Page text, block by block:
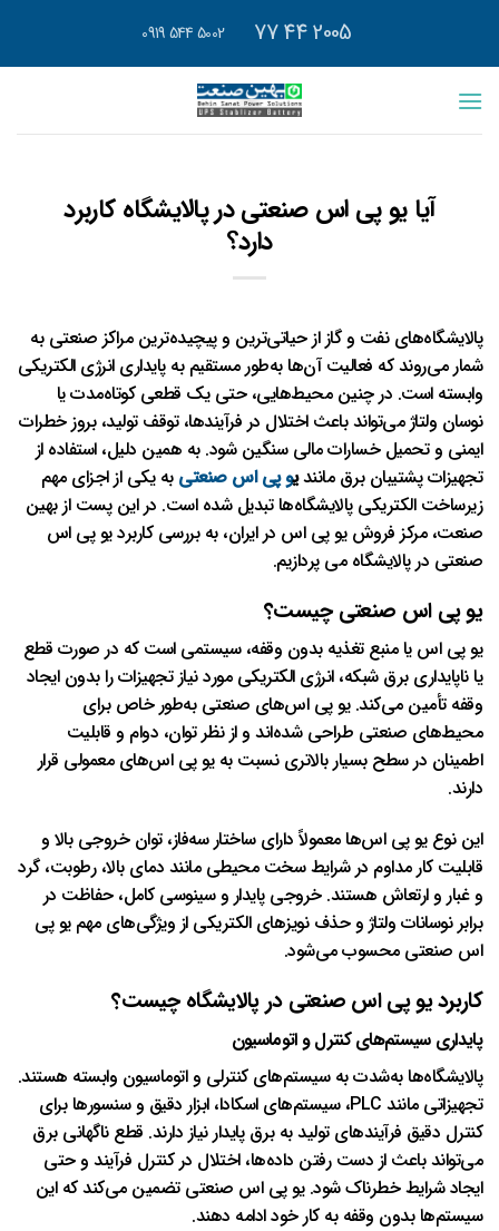
محتوا
5002 544 0919
آیا یو پی اس صنعتی در پالایشگاه کاربرد
دارد؟
پالایشگاه‌های نفت و گاز از حیاتی‌ترین و پیچیده‌ترین مراکز صنعتی به
شمار می‌روند که فعالیت آن‌ها به‌طور مستقیم به پایداری انرژی الکتریکی
وابسته است. در چنین محیط‌هایی، حتی یک قطعی کوتاه‌مدت یا
نوسان ولتاژ می‌تواند باعث اختلال در فرآیندها، توقف تولید، بروز خطرات
ایمنی و تحمیل خسارات مالی سنگین شود. به همین دلیل، استفاده از
تجهیزات پشتیبان برق مانندیو پی اس صنعتی به یکی از اجزای مهم
زیرساخت الکتریکی پالایشگاه‌ها تبدیل شده است. در این پست از بهین
صنعت، مرکز فروش یو پی اس در ایران، به بررسی کاربرد یو پی اس
صنعتی در پالایشگاه می پردازیم.
یو پی اس صنعتی چیست؟
یو پی اس یا منبع تغذیه بدون وقفه، سیستمی است که در صورت قطع
یا ناپایداری برق شبکه، انرژی الکتریکی مورد نیاز تجهیزات را بدون ایجاد
وقفه تأمین می‌کند. یو پی اس‌های صنعتی به‌طور خاص برای
محیط‌های صنعتی طراحی شده‌اند و از نظر توان، دوام و قابلیت
اطمینان در سطح بسیار بالاتری نسبت به یو پی اس‌های معمولی قرار
دارند.
این نوع یو پی اس‌ها معمولاً دارای ساختار سه‌فاز، توان خروجی بالا و
قابلیت کار مداوم در شرایط سخت محیطی مانند دمای بالا، رطوبت، گرد
و غبار و ارتعاش هستند. خروجی پایدار و سینوسی کامل، حفاظت در
برابر نوسانات ولتاژ و حذف نویزهای الکتریکی از ویژگی‌های مهم یو پی
اس صنعتی محسوب می‌شود.
کاربرد یو پی اس صنعتی در پالایشگاه چیست؟
پایداری سیستم‌های کنترل و اتوماسیون
پالایشگاه‌ها به‌شدت به سیستم‌های کنترلی و اتوماسیون وابسته هستند.
تجهیزاتی مانند PLC، سیستم‌های اسکادا، ابزار دقیق و سنسورها برای
کنترل دقیق فرآیندهای تولید به برق پایدار نیاز دارند. قطع ناگهانی برق
می‌تواند باعث از دست رفتن داده‌ها، اختلال در کنترل فرآیند و حتی
ایجاد شرایط خطرناک شود. یو پی اس صنعتی تضمین می‌کند که این
سیستم‌ها بدون وقفه به کار خود ادامه دهند.